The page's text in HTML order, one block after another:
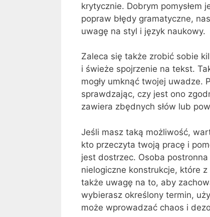
krytycznie. Dobrym pomysłem
popraw błędy gramatyczne,
uwagę na styl i język naukowy.
Zaleca się także zrobić sobie
i świeże spojrzenie na tekst.
mogły umknąć twojej uwadze.
sprawdzając, czy jest ono
zawiera zbędnych słów lub
Jeśli masz taką możliwość,
kto przeczyta twoją pracę i
jest dostrzec. Osoba
nielogiczne konstrukcje, które
także uwagę na to, aby
wybierasz określony termin,
może wprowadzać chaos i